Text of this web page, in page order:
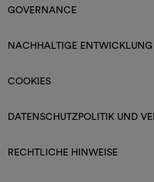
GOVERNANCE
NACHHALTIGE ENTWICKLUNG
COOKIES
DATENSCHUTZPOLITIK UND
RECHTLICHE HINWEISE